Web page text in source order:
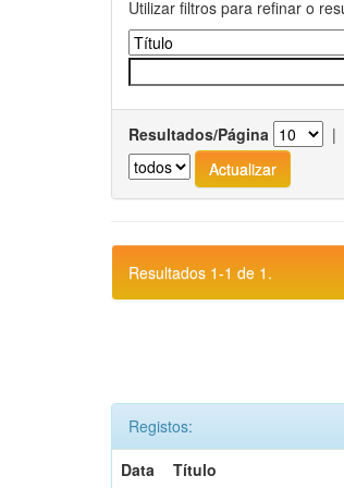
Utilizar filtros para refinar o
Resultados/Página |
Resultados 1-1 de 1.
Registos:
Data
Título